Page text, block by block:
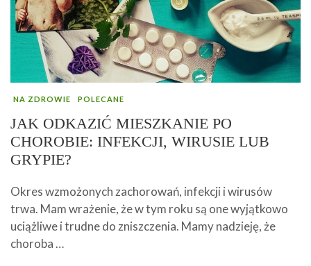
NA ZDROWIE POLECANE
JAK ODKAZIĆ MIESZKANIE PO
CHOROBIE: INFEKCJI, WIRUSIE LUB
GRYPIE?
Okres wzmożonych zachorowań, infekcji i wirusów
trwa. Mam wrażenie, że w tym roku są one wyjątkowo
uciążliwe i trudne do zniszczenia. Mamy nadzieję, że
choroba …